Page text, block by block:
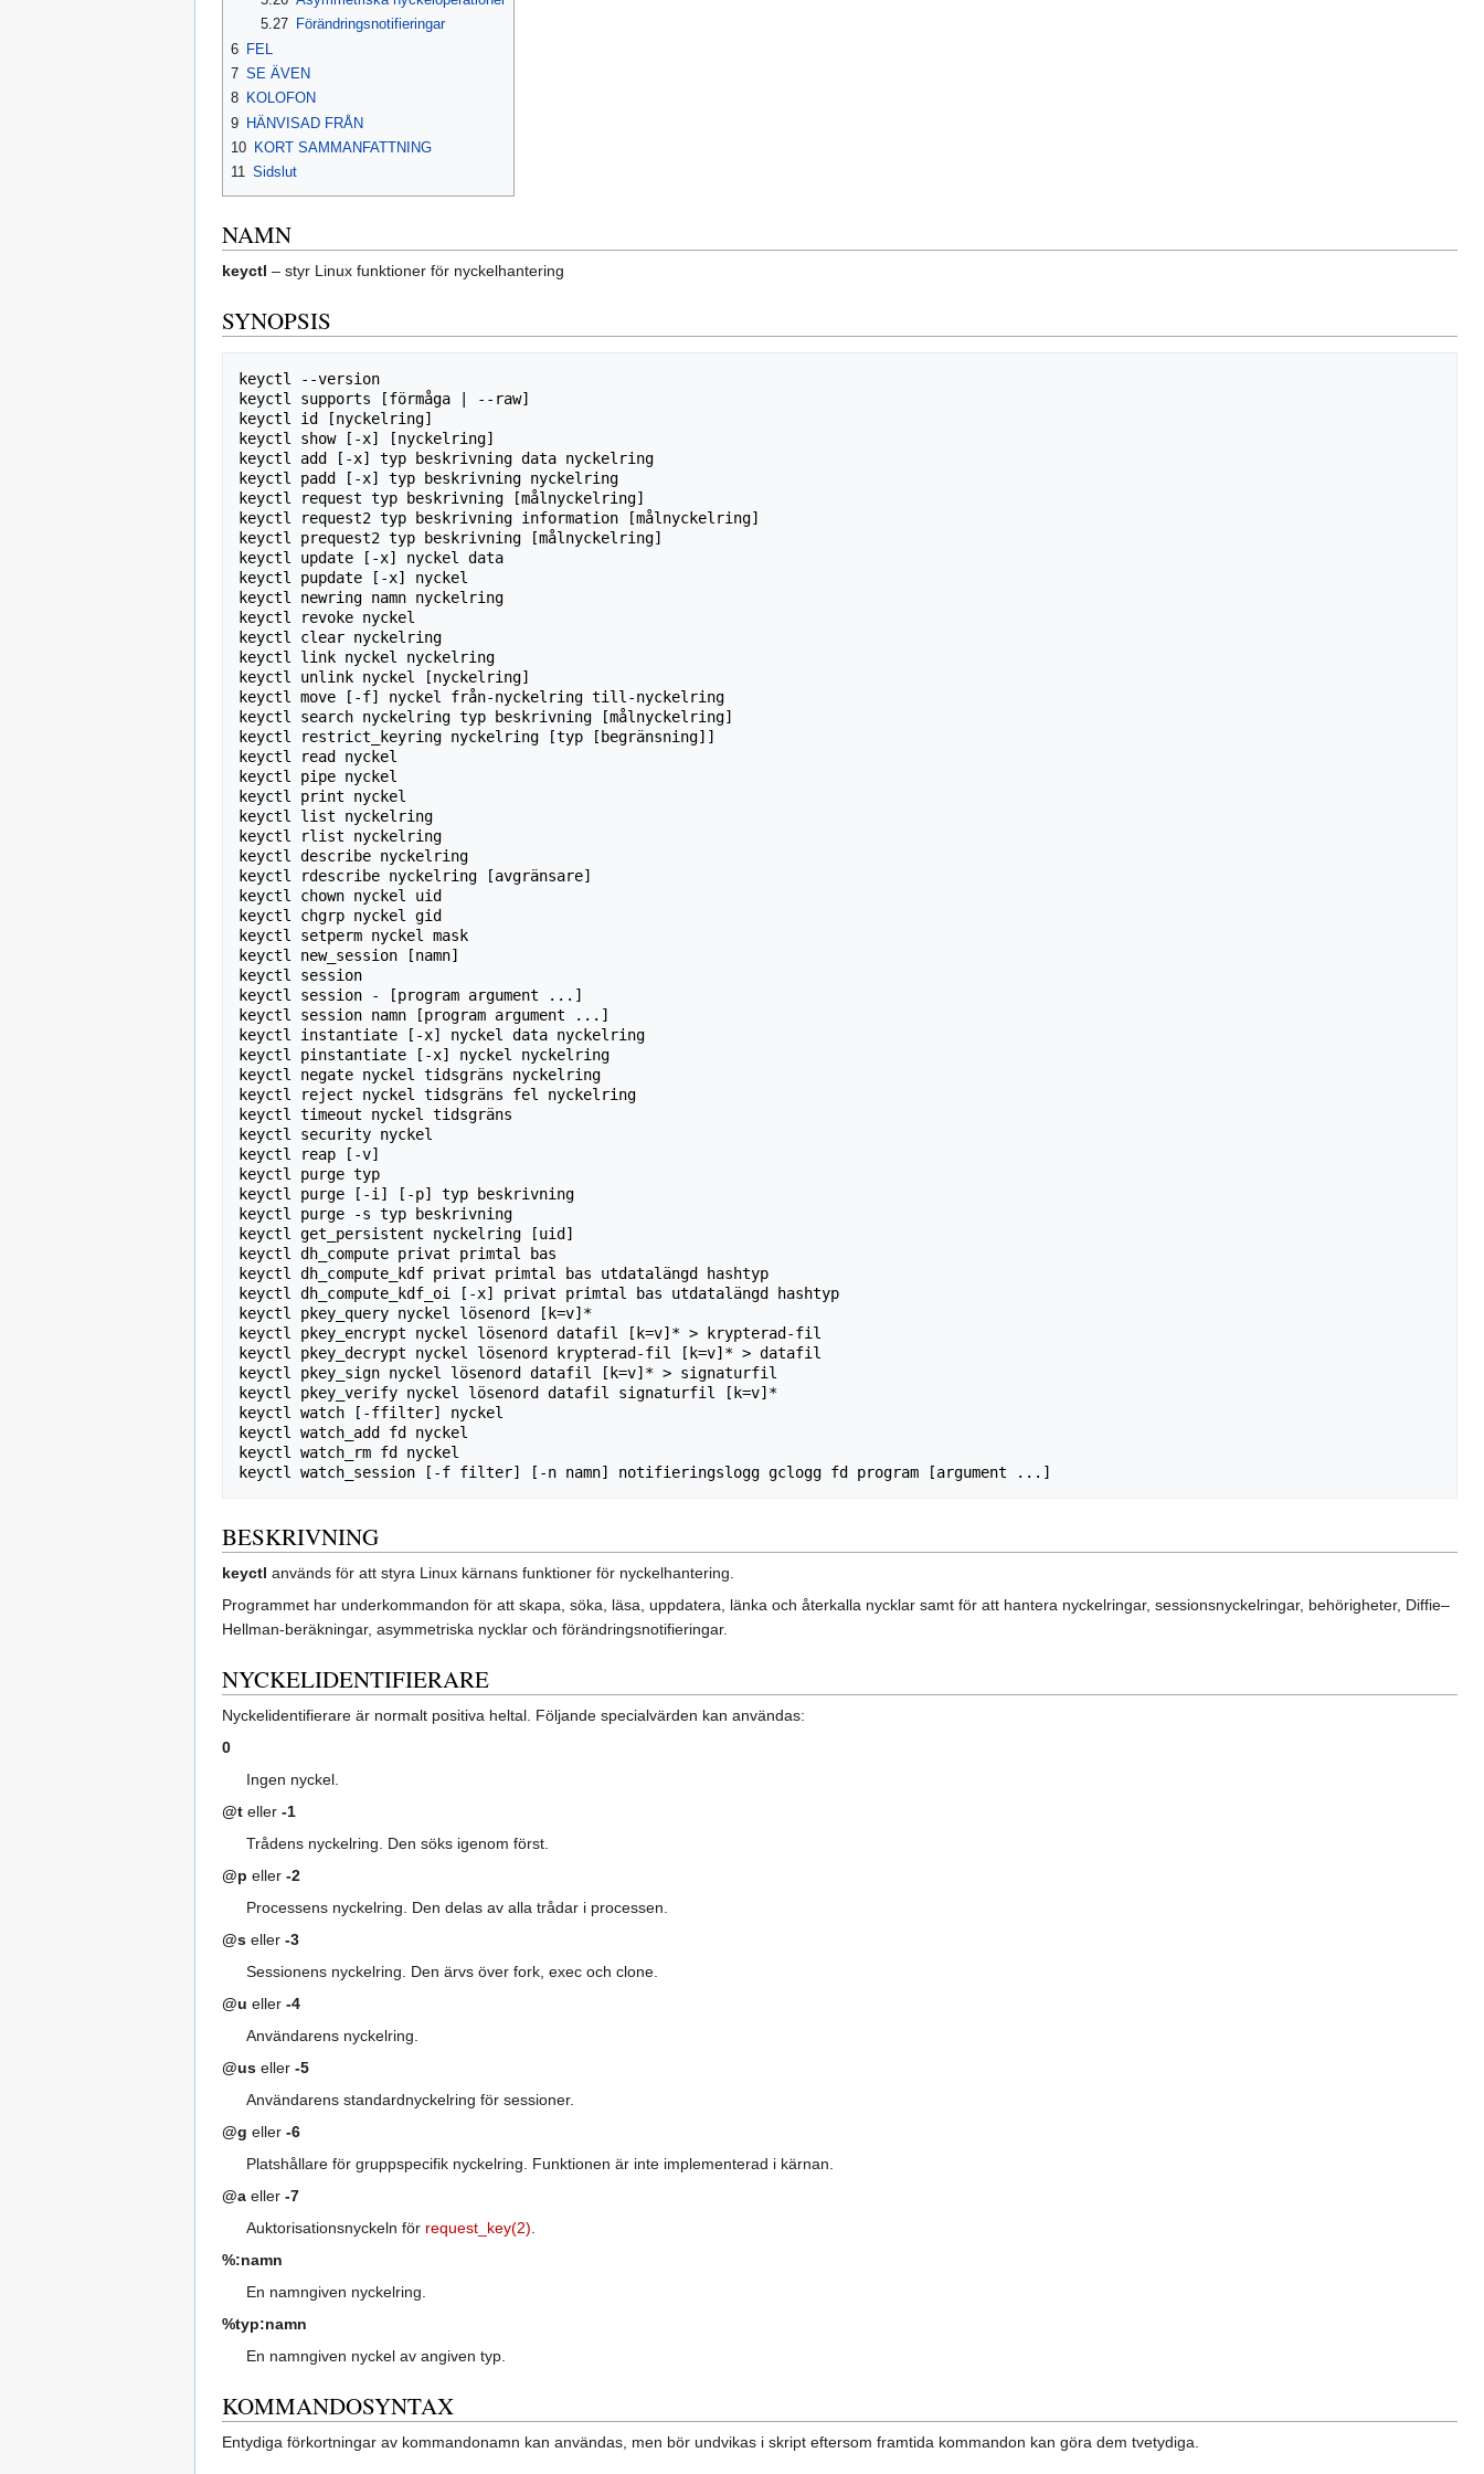
5.27
Förändringsnotifieringar
6 FEL
7 SE ÄVEN
8 KOLOFON
9 HÄNVISAD FRÅN
10 KORT SAMMANFATTNING
11 Sidslut
NAMN
keyctl – styr Linux funktioner för nyckelhantering
SYNOPSIS
keyctl --version
keyctl supports [förmåga | --raw]
keyctl id [nyckelring]
keyctl show [-x] [nyckelring]
keyctl add [-x] typ beskrivning data nyckelring
keyctl padd [-x] typ beskrivning nyckelring
keyctl request typ beskrivning [målnyckelring]
keyctl request2 typ beskrivning information [målnyckelring]
keyctl prequest2 typ beskrivning [målnyckelring]
keyctl update [-x] nyckel data
keyctl pupdate [-x] nyckel
keyctl newring namn nyckelring
keyctl revoke nyckel
keyctl clear nyckelring
keyctl link nyckel nyckelring
keyctl unlink nyckel [nyckelring]
keyctl move [-f] nyckel från-nyckelring till-nyckelring
keyctl search nyckelring typ beskrivning [målnyckelring]
keyctl restrict_keyring nyckelring [typ [begränsning]]
keyctl read nyckel
keyctl pipe nyckel
keyctl print nyckel
keyctl list nyckelring
keyctl rlist nyckelring
keyctl describe nyckelring
keyctl rdescribe nyckelring [avgränsare]
keyctl chown nyckel uid
keyctl chgrp nyckel gid
keyctl setperm nyckel mask
keyctl new_session [namn]
keyctl session
keyctl session - [program argument ...]
keyctl session namn [program argument ...]
keyctl instantiate [-x] nyckel data nyckelring
keyctl pinstantiate [-x] nyckel nyckelring
keyctl negate nyckel tidsgräns nyckelring
keyctl reject nyckel tidsgräns fel nyckelring
keyctl timeout nyckel tidsgräns
keyctl security nyckel
keyctl reap [-v]
keyctl purge typ
keyctl purge [-i] [-p] typ beskrivning
keyctl purge -s typ beskrivning
keyctl get_persistent nyckelring [uid]
keyctl dh_compute privat primtal bas
keyctl dh_compute_kdf privat primtal bas utdatalängd hashtyp
keyctl dh_compute_kdf_oi [-x] privat primtal bas utdatalängd hashtyp
keyctl pkey_query nyckel lösenord [k=v]*
keyctl pkey_encrypt nyckel lösenord datafil [k=v]* > krypterad-fil
keyctl pkey_decrypt nyckel lösenord krypterad-fil [k=v]* > datafil
keyctl pkey_sign nyckel lösenord datafil [k=v]* > signaturfil
keyctl pkey_verify nyckel lösenord datafil signaturfil [k=v]*
keyctl watch [-ffilter] nyckel
keyctl watch_add fd nyckel
keyctl watch_rm fd nyckel
BESKRIVNING
keyctl används för att styra Linux kärnans funktioner för nyckelhantering.
Programmet har underkommandon för att skapa, söka, läsa, uppdatera, länka och återkalla nycklar samt för att hantera nyckelringar, sessionsnyckelringar, behörigheter, Diffie–
Hellman-beräkningar, asymmetriska nycklar och förändringsnotifieringar.
NYCKELIDENTIFIERARE
Nyckelidentifierare är normalt positiva heltal. Följande specialvärden kan användas:
0
Ingen nyckel.
@t eller -1
Trådens nyckelring. Den söks igenom först.
@p eller -2
Processens nyckelring. Den delas av alla trådar i processen.
@s eller -3
Sessionens nyckelring. Den ärvs över fork, exec och clone.
@u eller -4
Användarens nyckelring.
@us eller -5
Användarens standardnyckelring för sessioner.
@g eller -6
Platshållare för gruppspecifik nyckelring. Funktionen är inte implementerad i kärnan.
@a eller -7
Auktorisationsnyckeln för request_key(2).
%:namn
En namngiven nyckelring.
%typ:namn
En namngiven nyckel av angiven typ.
KOMMANDOSYNTAX
Entydiga förkortningar av kommandonamn kan användas, men bör undvikas i skript eftersom framtida kommandon kan göra dem tvetydiga.